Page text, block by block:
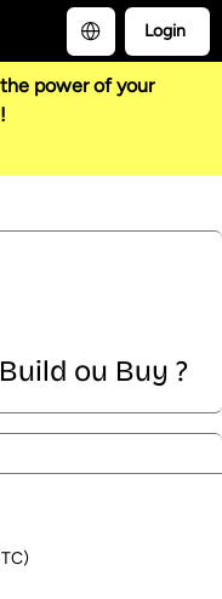
Login
power of your
ou Buy ?